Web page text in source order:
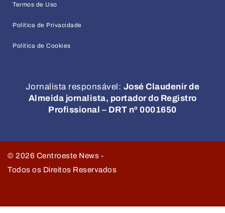
Termos de Uso
Política de Privacidade
Política de Cookies
Jornalista responsável: José Claudenir de
Almeida jornalista, portador do Registro
Profissional – DRT nº 0001650
© 2026 Centroeste News -
Todos os Direitos Reservados